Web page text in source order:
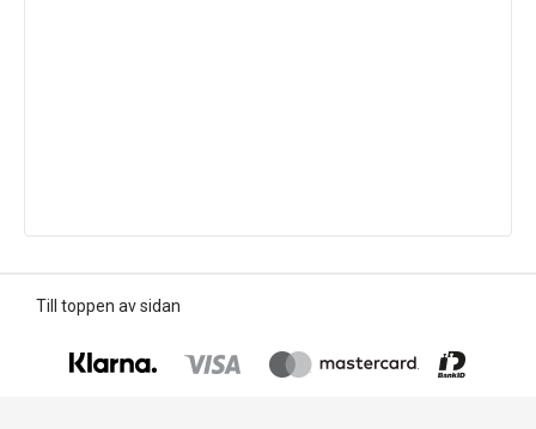
Till toppen av sidan